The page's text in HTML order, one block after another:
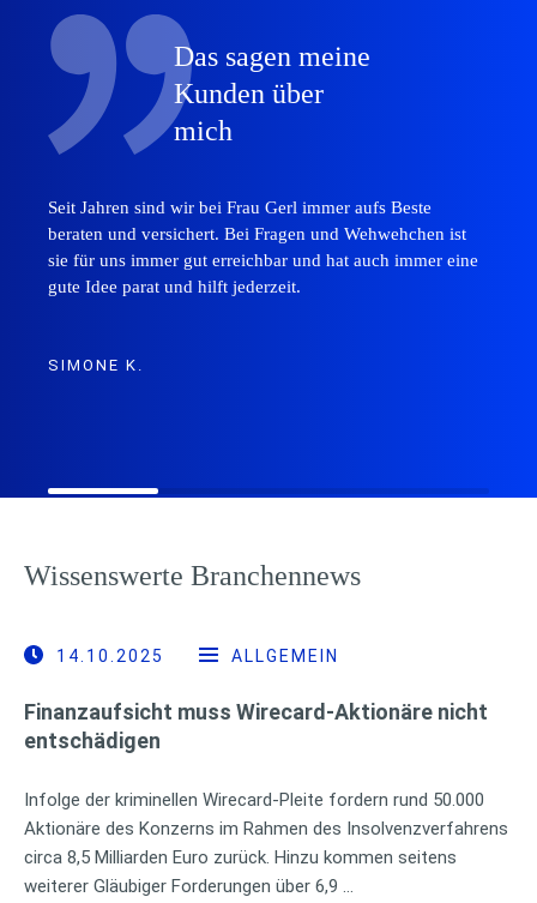
Das sagen meine
Kunden über
mich
Seit Jahren sind wir bei Frau Gerl immer aufs Beste
beraten und versichert. Bei Fragen und Wehwehchen ist
sie für uns immer gut erreichbar und hat auch immer eine
gute Idee parat und hilft jederzeit.
SIMONE K.
Wissenswerte Branchennews
14.10.2025 ALLGEMEIN
Finanzaufsicht muss Wirecard-Aktionäre nicht
entschädigen
Infolge der kriminellen Wirecard-Pleite fordern rund 50.000
Aktionäre des Konzerns im Rahmen des Insolvenzverfahrens
circa 8,5 Milliarden Euro zurück. Hinzu kommen seitens
weiterer Gläubiger Forderungen über 6,9 …